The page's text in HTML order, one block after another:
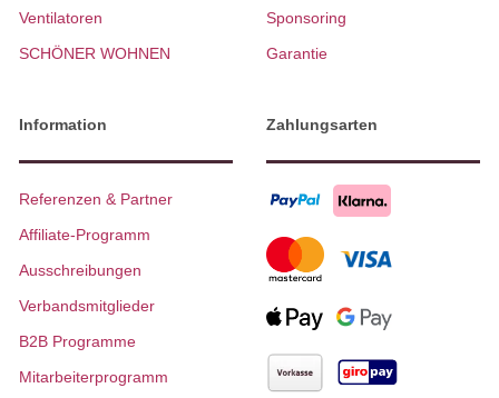
Ventilatoren
SCHÖNER WOHNEN
Sponsoring
Garantie
Information
Referenzen & Partner
Affiliate-Programm
Ausschreibungen
Verbandsmitglieder
B2B Programme
Mitarbeiterprogramm
Zahlungsarten